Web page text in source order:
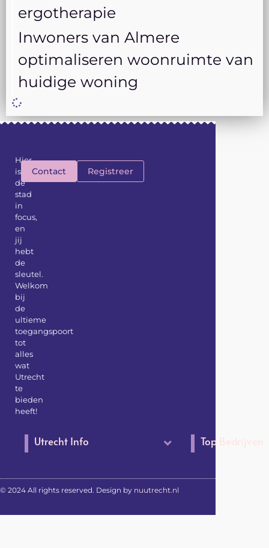
ergotherapie
Inwoners van Almere
optimaliseren woonruimte van
huidige woning
Hier
is
de
stad
in
focus,
en
jij
hebt
de
sleutel.
Welkom
bij
de
ultieme
toegangspoort
tot
alles
wat
Utrecht
te
bieden
heeft!
Contact Registreer
Utrecht Info Top Bedrijven
© 2024 All rights reserved. Design by nuutrecht.nl